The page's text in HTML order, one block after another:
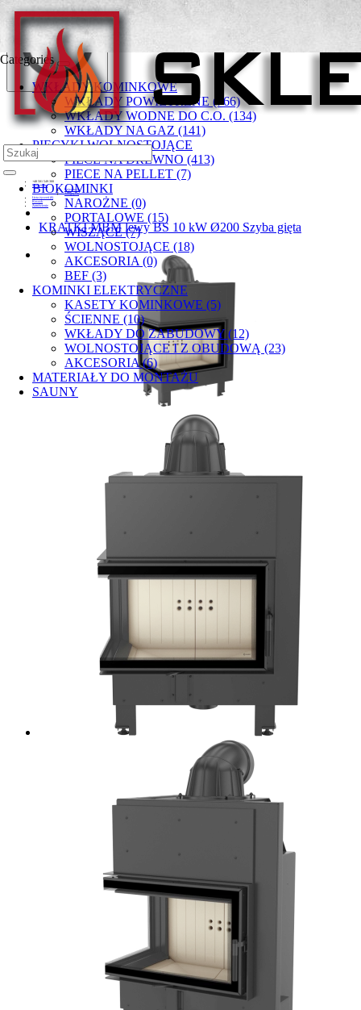
+48 501 549 300
Moje konto
Rejestracja
Zaloguj się
Lista życzeń (0)
Koszyk
Zamówienie
Categories
WKŁADY KOMINKOWE
WKŁADY POWIETRZNE (766)
WKŁADY WODNE DO C.O. (134)
WKŁADY NA GAZ (141)
PIECYKI WOLNOSTOJĄCE
PIECE NA DREWNO (413)
PIECE NA PELLET (7)
BIOKOMINKI
NAROŻNE (0)
PORTALOWE (15)
WISZĄCE (7)
WOLNOSTOJĄCE (18)
AKCESORIA (0)
BEF (3)
KOMINKI ELEKTRYCZNE
KASETY KOMINKOWE (5)
ŚCIENNE (10)
WKŁADY DO ZABUDOWY (12)
WOLNOSTOJĄCE I Z OBUDOWĄ (23)
AKCESORIA (6)
MATERIAŁY DO MONTAŻU
SAUNY
KRATKI MBM lewy BS 10 kW Ø200 Szyba gięta